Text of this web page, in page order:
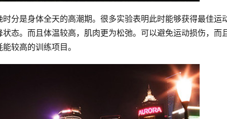
分是身体全天的高潮期。很多实验表明此时能够获得最佳运
态。而且体温较高，肌肉更为松弛。可以避免运动损伤，而
较高的训练项目。